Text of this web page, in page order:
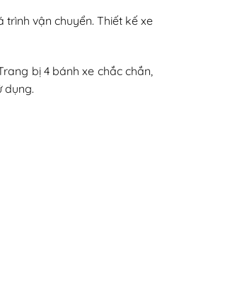
vận chuyển. Thiết kế xe
bị 4 bánh xe chắc chắn,
dụng.